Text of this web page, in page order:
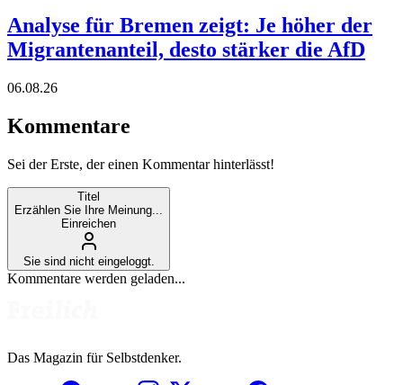
Analyse für Bremen zeigt: Je höher der
Migrantenanteil, desto stärker die AfD
06.08.26
Kommentare
Sei der Erste, der einen Kommentar hinterlässt!
Titel
Erzählen Sie Ihre Meinung...
Einreichen
Sie sind nicht eingeloggt.
Kommentare werden geladen...
Das Magazin für Selbstdenker.